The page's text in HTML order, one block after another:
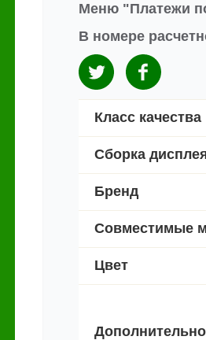
Меню "Платежи
В номере
Класс качества
Сборка
Бренд
Совместимые
Цвет
Дополнительно